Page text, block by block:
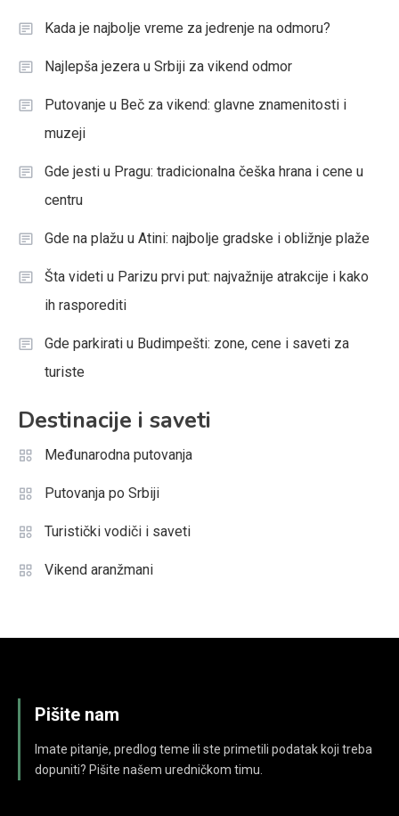
Kada je najbolje vreme za jedrenje na odmoru?
Najlepša jezera u Srbiji za vikend odmor
Putovanje u Beč za vikend: glavne znamenitosti i
muzeji
Gde jesti u Pragu: tradicionalna češka hrana i cene u
centru
Gde na plažu u Atini: najbolje gradske i obližnje plaže
Šta videti u Parizu prvi put: najvažnije atrakcije i kako
ih rasporediti
Gde parkirati u Budimpešti: zone, cene i saveti za
turiste
Destinacije i saveti
Međunarodna putovanja
Putovanja po Srbiji
Turistički vodiči i saveti
Vikend aranžmani
Pišite nam
Imate pitanje, predlog teme ili ste primetili podatak koji treba
dopuniti? Pišite našem uredničkom timu.